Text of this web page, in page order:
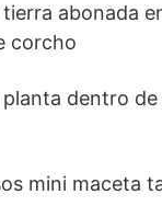
abonada
corcho
dentro